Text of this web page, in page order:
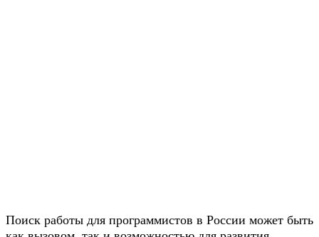
Поиск работы для программистов в России может быть